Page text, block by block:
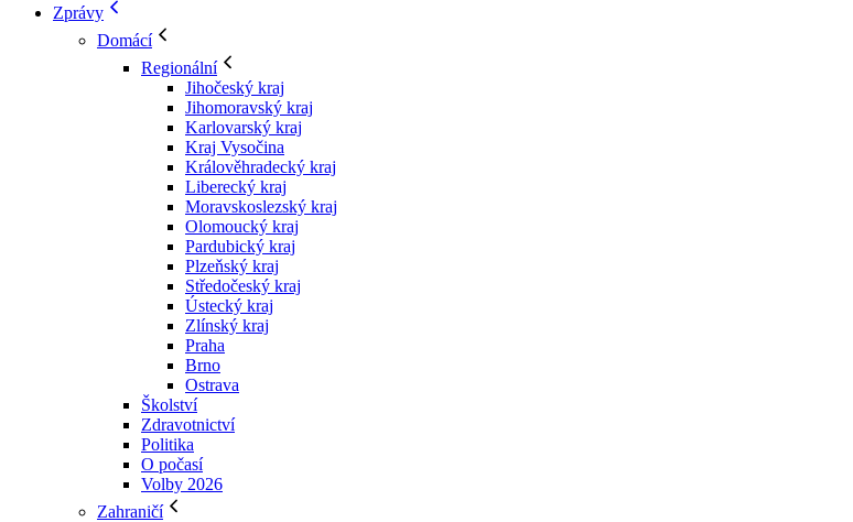
Zprávy
Domácí
Regionální
Jihočeský kraj
Jihomoravský kraj
Karlovarský kraj
Kraj Vysočina
Králověhradecký kraj
Liberecký kraj
Moravskoslezský kraj
Olomoucký kraj
Pardubický kraj
Plzeňský kraj
Středočeský kraj
Ústecký kraj
Zlínský kraj
Praha
Brno
Ostrava
Školství
Zdravotnictví
Politika
O počasí
Volby 2026
Zahraničí